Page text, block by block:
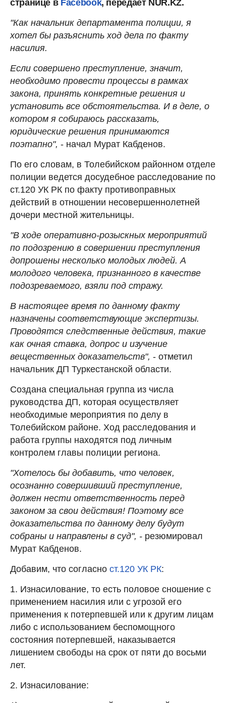
странице в Facebook, передает NUR.KZ.
"Как начальник департамента полиции, я
хотел бы разъяснить ход дела по факту
насилия.
Если совершено преступление, значит,
необходимо провести процессы в рамках
закона, принять конкретные решения и
установить все обстоятельства. И в деле, о
котором я собираюсь рассказать,
юридические решения принимаются
поэтапно", - начал Мурат Кабденов.
По его словам, в Толебийском районном отделе
полиции ведется досудебное расследование по
ст.120 УК РК по факту противоправных
действий в отношении несовершеннолетней
дочери местной жительницы.
"В ходе оперативно-розыскных мероприятий
по подозрению в совершении преступления
допрошены несколько молодых людей. А
молодого человека, признанного в качестве
подозреваемого, взяли под стражу.
В настоящее время по данному факту
назначены соответствующие экспертизы.
Проводятся следственные действия, такие
как очная ставка, допрос и изучение
вещественных доказательств", - отметил
начальник ДП Туркестанской области.
Создана специальная группа из числа
руководства ДП, которая осуществляет
необходимые мероприятия по делу в
Толебийском районе. Ход расследования и
работа группы находятся под личным
контролем главы полиции региона.
"Хотелось бы добавить, что человек,
осознанно совершивший преступление,
должен нести ответственность перед
законом за свои действия! Поэтому все
доказательства по данному делу будут
собраны и направлены в суд", - резюмировал
Мурат Кабденов.
Добавим, что согласно ст.120 УК РК:
1. Изнасилование, то есть половое сношение с
применением насилия или с угрозой его
применения к потерпевшей или к другим лицам
либо с использованием беспомощного
состояния потерпевшей, наказывается
лишением свободы на срок от пяти до восьми
лет.
2. Изнасилование: